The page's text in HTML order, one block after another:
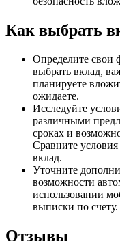
Как выбрать
Определите свои
выбрать вклад,
планируете
ожидаете.
Исследуйте
различными
сроках и
Сравните
вклад.
Уточните
возможности
использовании
выписки по счету.
Отзывы